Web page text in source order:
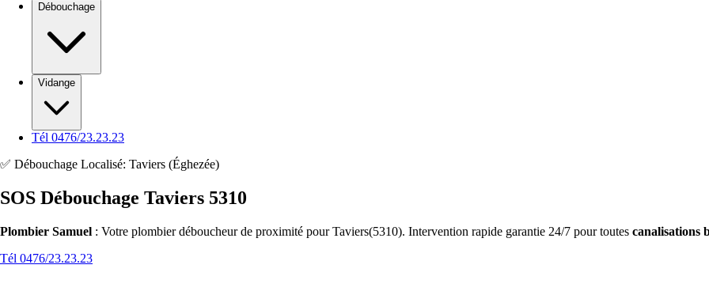
Débouchage
Vidange
Tél 0476/23.23.23
✅ Débouchage Localisé: Taviers (Éghezée)
SOS Débouchage Taviers 5310
Plombier Samuel : Votre plombier déboucheur de proximité pour Taviers(5310). Intervention rapide garantie 24/7 pour toutes canalisations
Tél 0476/23.23.23